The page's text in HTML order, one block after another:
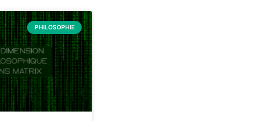
PHILOSOPHIE